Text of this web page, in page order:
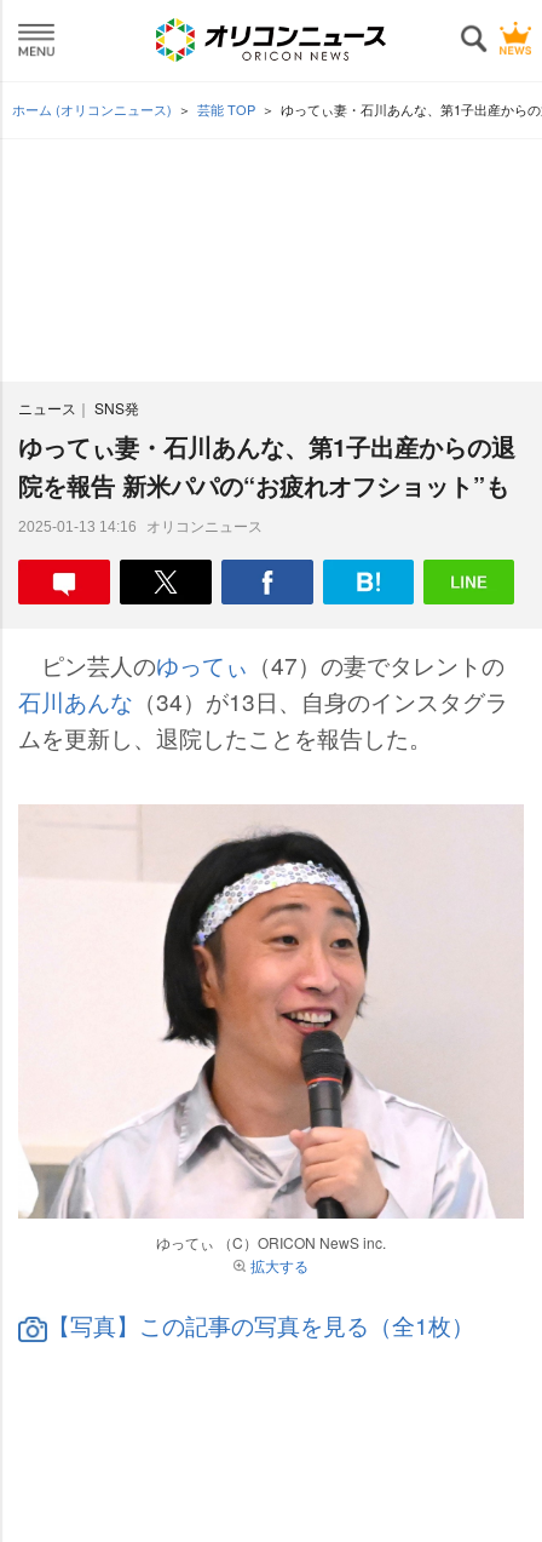
ホーム (オリコンニュース) 芸能 TOP ゆってぃ妻・石川あんな、第1子出産から
ニュース SNS発
ゆってぃ妻・石川あんな、第1子出産からの退
院を報告 新米パパの“お疲れオフショット”も
2025-01-13 14:16 オリコンニュース
ピン芸人のゆってぃ （47）の妻でタレントの
石川あんな （34）が13日、自身のインスタグラ
ムを更新し、退院したことを報告した。
ゆってぃ （C）ORICON NewS inc.
拡大する
【写真】この記事の写真を見る（全1枚）